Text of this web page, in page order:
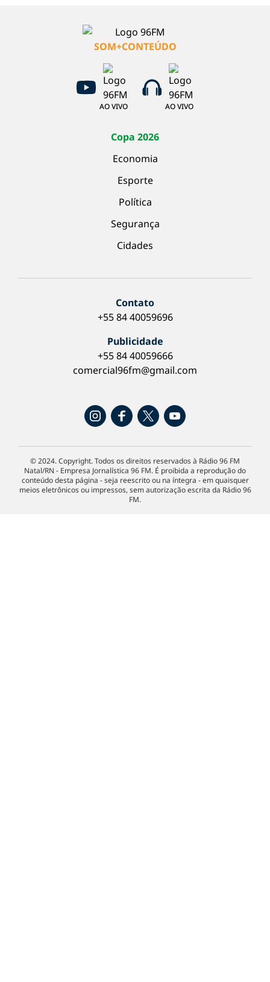
SOM+CONTEÚDO
AO VIVO AO VIVO
Copa 2026
Economia
Esporte
Política
Segurança
Cidades
Contato
+55 84 40059696
Publicidade
+55 84 40059666
comercial96fm@gmail.com
© 2024. Copyright. Todos os direitos reservados à Rádio 96 FM
Natal/RN - Empresa Jornalística 96 FM. É proibida a reprodução do
conteúdo desta página - seja reescrito ou na íntegra - em quaisquer
meios eletrônicos ou impressos, sem autorização escrita da Rádio 96
FM.